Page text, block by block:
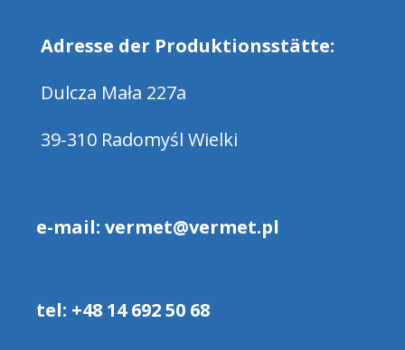
Keramikmatten Dichtungen
Pappe
Keramikpapierdichtungen
Butylkautschuk Dichtungen
Gummidichtungen NR
Adresse der Produktionsstätte:
Dulcza Mała 227a
39-310 Radomyśl Wielki
e-mail: vermet@vermet.pl
tel: +48 14 692 50 68